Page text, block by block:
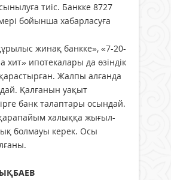
тиіс. Банкке 8727
бойынша хабарласуға
жинақ банк­­ке», «7-20-
хит» ипо­текалары да өзіндік
Жалпы алғанда
Қалғанын уақыт
банк талаптары осындай.
халыққа жығыл­
болмауы керек. Осы